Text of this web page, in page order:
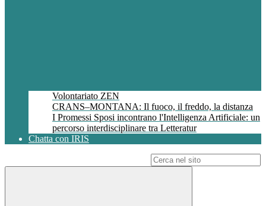
Volontariato ZEN
CRANS–MONTANA: Il fuoco, il freddo, la distanza
I Promessi Sposi incontrano l'Intelligenza Artificiale: un
percorso interdisciplinare tra Letteratur
Chatta con IRIS